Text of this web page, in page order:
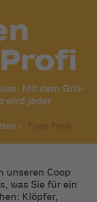
Mit dem Grill-
wird jeder
unseren Coop
was Sie für ein
Klöpfer,